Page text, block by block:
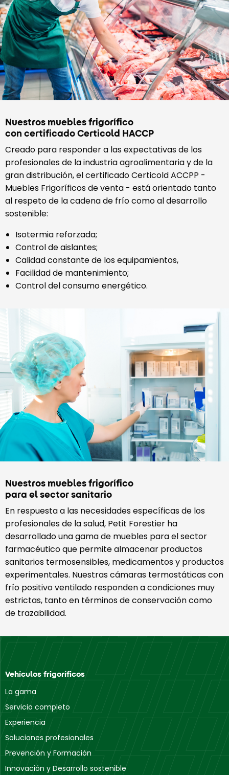
Nuestros muebles frigorífico
con certificado Certicold HACCP
Creado para responder a las expectativas de los
profesionales de la industria agroalimentaria y de la
gran distribución, el certificado Certicold ACCPP -
Muebles Frigoríficos de venta - está orientado tanto
al respeto de la cadena de frío como al desarrollo
sostenible:
Isotermia reforzada;
Control de aislantes;
Calidad constante de los equipamientos,
Facilidad de mantenimiento;
Control del consumo energético.
Nuestros muebles frigorífico
para el sector sanitario
En respuesta a las necesidades específicas de los
profesionales de la salud, Petit Forestier ha
desarrollado una gama de muebles para el sector
farmacéutico que permite almacenar productos
sanitarios termosensibles, medicamentos y productos
experimentales. Nuestras cámaras termostáticas con
frío positivo ventilado responden a condiciones muy
estrictas, tanto en términos de conservación como
de trazabilidad.
Vehículos frigoríficos
La gama
Servicio completo
Experiencia
Soluciones profesionales
Prevención y Formación
Innovación y Desarrollo sostenible